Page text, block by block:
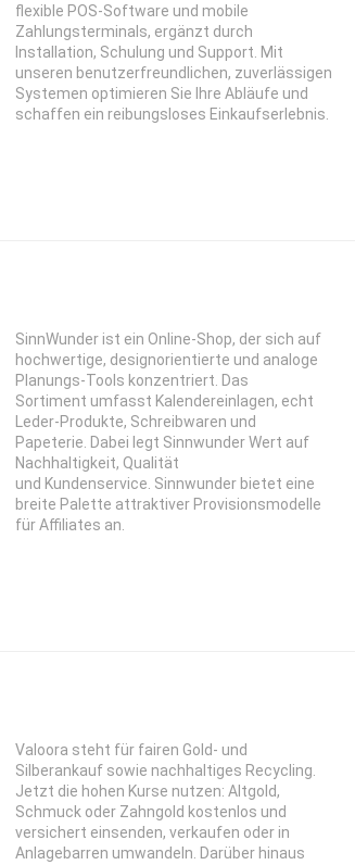
flexible POS-Software und mobile
Zahlungsterminals, ergänzt durch
Installation, Schulung und Support. Mit
unseren benutzerfreundlichen, zuverlässigen
Systemen optimieren Sie Ihre Abläufe und
schaffen ein reibungsloses Einkaufserlebnis.
SinnWunder ist ein Online-Shop, der sich auf
hochwertige, designorientierte und analoge
Planungs-Tools konzentriert. Das
Sortiment umfasst Kalendereinlagen, echt
Leder-Produkte, Schreibwaren und
Papeterie. Dabei legt Sinnwunder Wert auf
Nachhaltigkeit, Qualität
und Kundenservice. Sinnwunder bietet eine
breite Palette attraktiver Provisionsmodelle
für Affiliates an.
Valoora steht für fairen Gold- und
Silberankauf sowie nachhaltiges Recycling.
Jetzt die hohen Kurse nutzen: Altgold,
Schmuck oder Zahngold kostenlos und
versichert einsenden, verkaufen oder in
Anlagebarren umwandeln. Darüber hinaus